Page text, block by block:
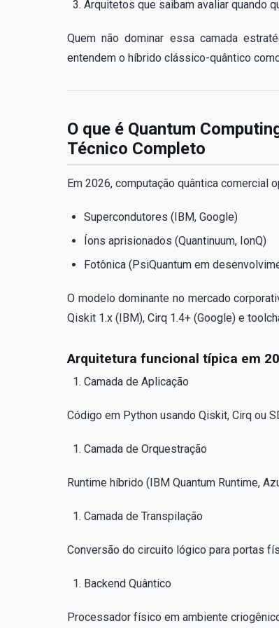
Arquitetos que saibam avaliar quando
Quem não dominar essa camada
entendem o híbrido clássico-quântico
O que é Quantum
Técnico Completo
Em 2026, computação quântica comercial
Supercondutores (IBM, Google)
Íons aprisionados (Quantinuum, IonQ)
Fotônica (PsiQuantum em
O modelo dominante no mercado
Qiskit 1.x (IBM), Cirq 1.4+ (Google) e
Arquitetura funcional típica em
Camada de Aplicação
Código em Python usando Qiskit, Cirq ou
Camada de Orquestração
Runtime híbrido (IBM Quantum Runtime,
Camada de Transpilação
Conversão do circuito lógico para portas
Backend Quântico
Processador físico em ambiente